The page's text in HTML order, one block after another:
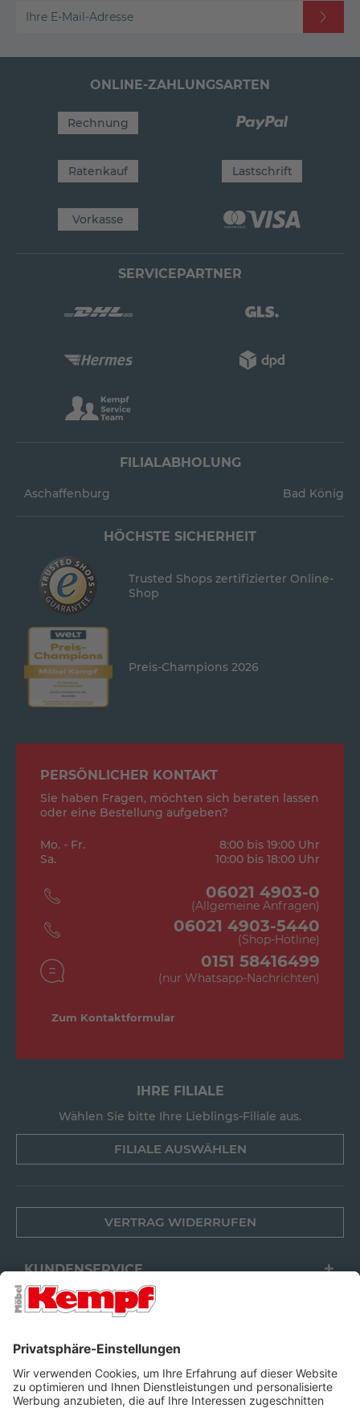
Ihre E-Mail-Adresse
ONLINE-ZAHLUNGSARTEN
Rechnung
Ratenkauf Lastschrift
Vorkasse
SERVICEPARTNER
FILIALABHOLUNG
Aschaffenburg Bad König
HÖCHSTE SICHERHEIT
Trusted Shops zertifizierter Online-
Shop
Preis-Champions 2026
PERSÖNLICHER KONTAKT
Sie haben Fragen, möchten sich beraten lassen
oder eine Bestellung aufgeben?
Mo. - Fr.
8:00 bis 19:00 Uhr
Sa.
10:00 bis 18:00 Uhr
06021 4903-0
(Allgemeine Anfragen)
06021 4903-5440
(Shop-Hotline)
0151 58416499
(nur Whatsapp-Nachrichten)
Zum Kontaktformular
IHRE FILIALE
Wählen Sie bitte Ihre Lieblings-Filiale aus.
FILIALE AUSWÄHLEN
VERTRAG WIDERRUFEN
KUNDENSERVICE
FILIALEN
FOLGEN SIE UNS